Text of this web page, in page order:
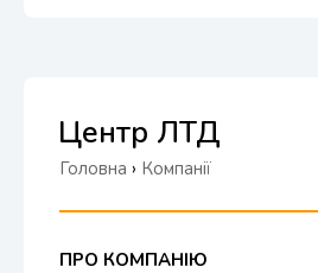
Центр ЛТД
Головна › Компанії
ПРО КОМПАНІЮ